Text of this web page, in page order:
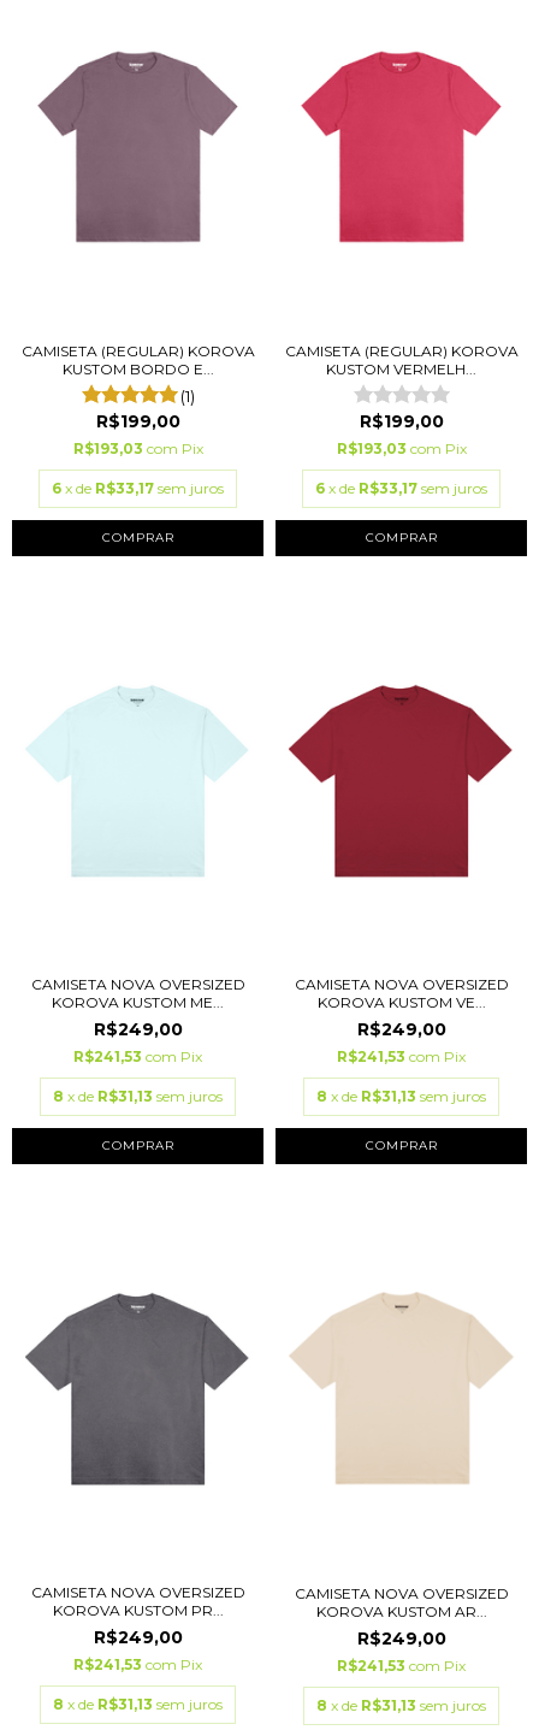
CAMISETA (REGULAR) KOROVA
KUSTOM BORDO E...
(1)
R$199,00
R$193,03 com Pix
6 x de R$33,17 sem juros
COMPRAR
CAMISETA (REGULAR) KOROVA
KUSTOM VERMELH...
R$199,00
R$193,03 com Pix
6 x de R$33,17 sem juros
COMPRAR
CAMISETA NOVA OVERSIZED
KOROVA KUSTOM ME...
R$249,00
R$241,53 com Pix
8 x de R$31,13 sem juros
COMPRAR
CAMISETA NOVA OVERSIZED
KOROVA KUSTOM VE...
R$249,00
R$241,53 com Pix
8 x de R$31,13 sem juros
COMPRAR
CAMISETA NOVA OVERSIZED
KOROVA KUSTOM PR...
R$249,00
R$241,53 com Pix
8 x de R$31,13 sem juros
CAMISETA NOVA OVERSIZED
KOROVA KUSTOM AR...
R$249,00
R$241,53 com Pix
8 x de R$31,13 sem juros